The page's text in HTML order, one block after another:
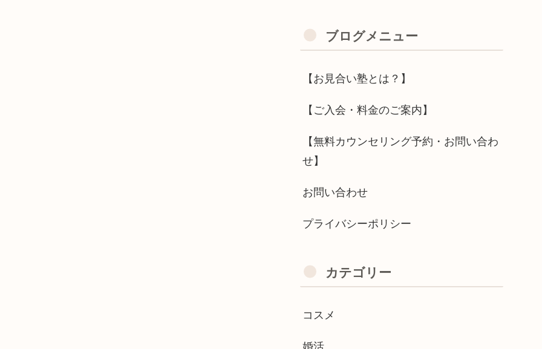
ブログメニュー
【お見合い塾とは？】
【ご入会・料金のご案内】
【無料カウンセリング予約・お問い合わ
せ】
お問い合わせ
プライバシーポリシー
カテゴリー
コスメ